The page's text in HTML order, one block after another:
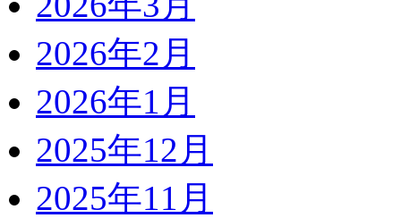
2026年2月
2026年1月
2025年12月
2025年11月